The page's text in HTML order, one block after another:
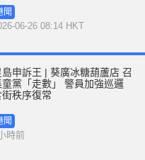
聞
06-26 08:14 HKT
島申訴王 | 葵廣冰糖葫蘆店 召
童黨「走數」 警員加強巡邏
街秩序復常
聞
時前